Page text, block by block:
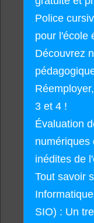
Police
pour l'école
Découvrez
3 et 4 !
Évaluation
numériques
inédites de
Tout savoir
SIO) : Un